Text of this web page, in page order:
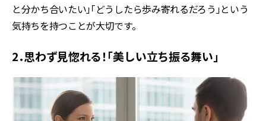
と分かち合いたい」「どうしたら歩み寄れるだろう」という
気持ちを持つことが大切です。
2．思わず見惚れる！「美しい立ち振る舞い」